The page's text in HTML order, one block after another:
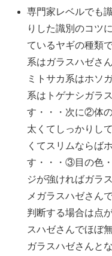
専門家レベルでも
りした識別のコツ
ているヤギの種類
系はガラスハゼさ
ミトサカ系はホソ
系はトゲナシガラ
す・・・次に②体
太くてしっかりし
くてスリムならば
す・・・③目の色
ジが強ければガラ
メガラスハゼさん
判断する場合は点
スハゼさんでほぼ
ガラスハゼさんと